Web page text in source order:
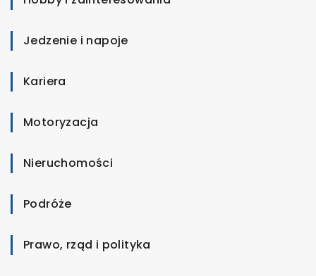
Jedzenie i napoje
Kariera
Motoryzacja
Nieruchomości
Podróże
Prawo, rząd i polityka